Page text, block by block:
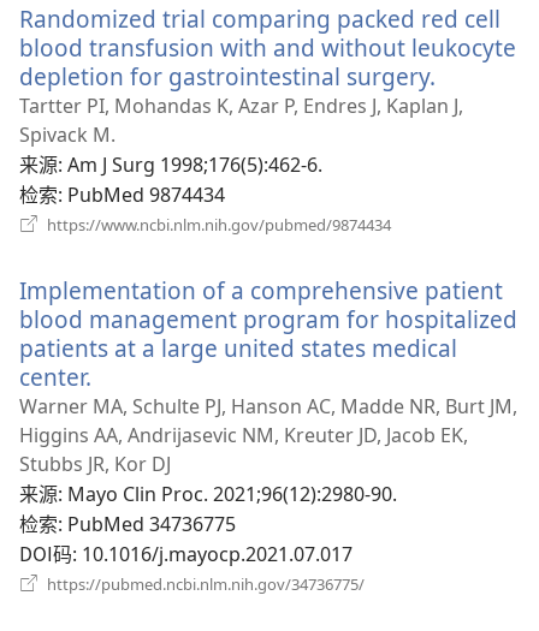
窗
口）
Randomized trial comparing packed red cell
blood transfusion with and without leukocyte
depletion for gastrointestinal surgery.
开
Tartter PI, Mohandas K, Azar P, Endres J, Kaplan J,
Spivack M.
来源‎: Am J Surg 1998;176(5):462-6.
检索‎: PubMed 9874434
https://www.ncbi.nlm.nih.gov/pubmed/9874434
窗
口）
Implementation of a comprehensive patient
blood management program for hospitalized
patients at a large united states medical
center.
开
新
窗
口）
Warner MA, Schulte PJ, Hanson AC, Madde NR, Burt JM,
Higgins AA, Andrijasevic NM, Kreuter JD, Jacob EK,
Stubbs JR, Kor DJ
来源‎: Mayo Clin Proc. 2021;96(12):2980-90.
检索‎: PubMed 34736775
DOI码‎: 10.1016/j.mayocp.2021.07.017
https://pubmed.ncbi.nlm.nih.gov/34736775/